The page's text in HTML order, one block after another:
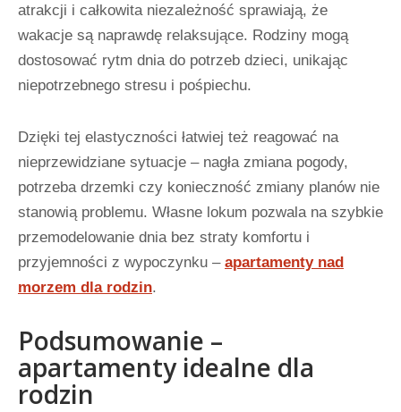
atrakcji i całkowita niezależność sprawiają, że
wakacje są naprawdę relaksujące. Rodziny mogą
dostosować rytm dnia do potrzeb dzieci, unikając
niepotrzebnego stresu i pośpiechu.
Dzięki tej elastyczności łatwiej też reagować na
nieprzewidziane sytuacje – nagła zmiana pogody,
potrzeba drzemki czy konieczność zmiany planów nie
stanowią problemu. Własne lokum pozwala na szybkie
przemodelowanie dnia bez straty komfortu i
przyjemności z wypoczynku – apartamenty nad
morzem dla rodzin.
Podsumowanie –
apartamenty idealne dla
rodzin